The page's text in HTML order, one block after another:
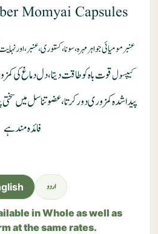
Momyai Capsules.
عنبر مومیائی جواہرمہرہ، سونا، کستوری، عنبر،
کیپسول ـقوت باہ کو طاقت دیتا، دل دماغ کی
پیداشدہ کمزوری دورکرتا، عضو تنا سل میں سختی
فائدہ مند ہے ـ
اردو
in Whole as well as
at the same rates.